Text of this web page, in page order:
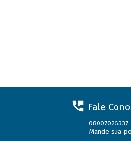
Fale
08007026337
Mande sua